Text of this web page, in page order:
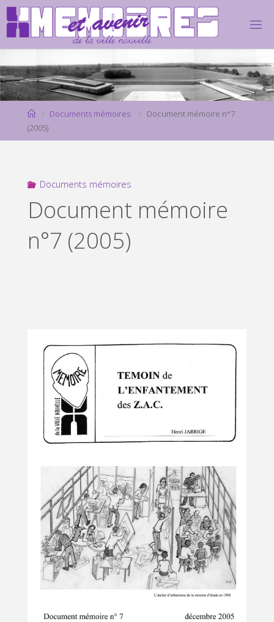
Skip
to
content
HomeDocuments mémoires
Document mémoire n°7
(2005)
Documents mémoires
Document mémoire
n°7 (2005)